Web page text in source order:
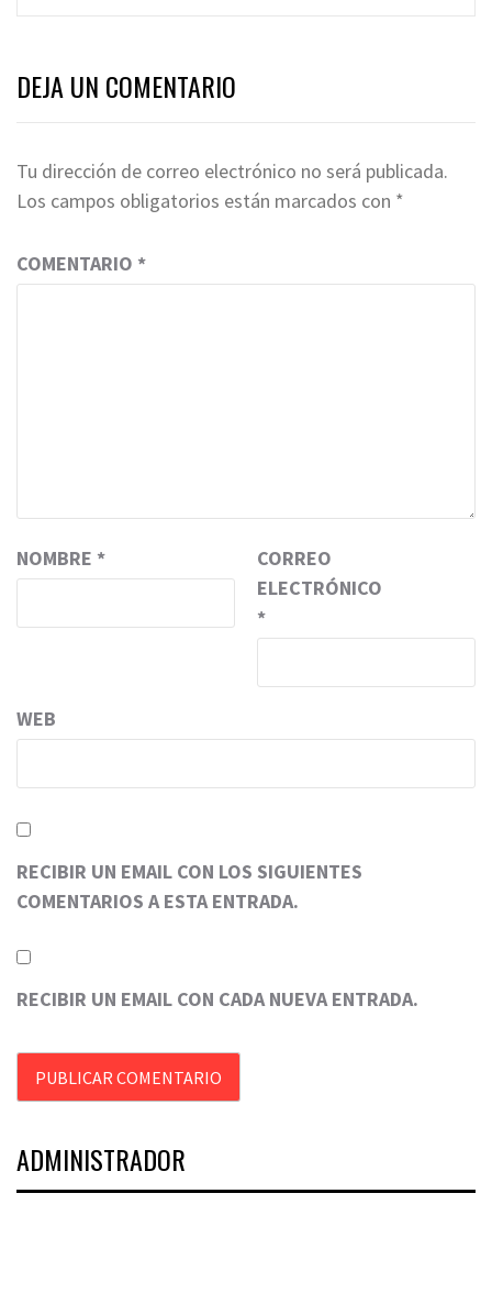
DEJA UN COMENTARIO
Tu dirección de correo electrónico no será publicada.
Los campos obligatorios están marcados con *
COMENTARIO *
NOMBRE *
CORREO
ELECTRÓNICO
*
WEB
RECIBIR UN EMAIL CON LOS SIGUIENTES
COMENTARIOS A ESTA ENTRADA.
RECIBIR UN EMAIL CON CADA NUEVA ENTRADA.
ADMINISTRADOR